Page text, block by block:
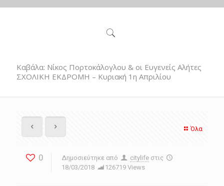
Καβάλα: Νίκος Πορτοκάλογλου & οι Ευγενείς Αλήτες
ΣΧΟΛΙΚΗ ΕΚΔΡΟΜΗ – Κυριακή 1η Απριλίου
Όλα
0 Δημοσιεύτηκε από citylife στις
18/03/2018
126719 Views